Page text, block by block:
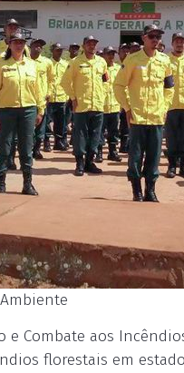
e Combate aos
florestais em